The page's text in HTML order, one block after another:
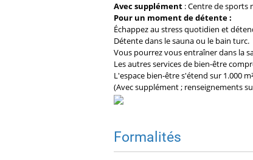
Avec supplément : Centre de sports
Pour un moment de détente :
Échappez au stress quotidien et
Détente dans le sauna ou le bain turc.
Vous pourrez vous entraîner dans la
Les autres services de bien-être
L'espace bien-être s'étend sur 1.000
(Avec supplément ; renseignements
Formalités